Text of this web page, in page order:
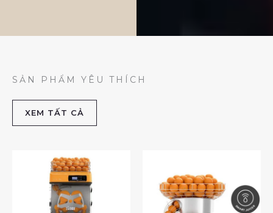
SẢN PHẨM YÊU THÍCH
XEM TẤT CẢ